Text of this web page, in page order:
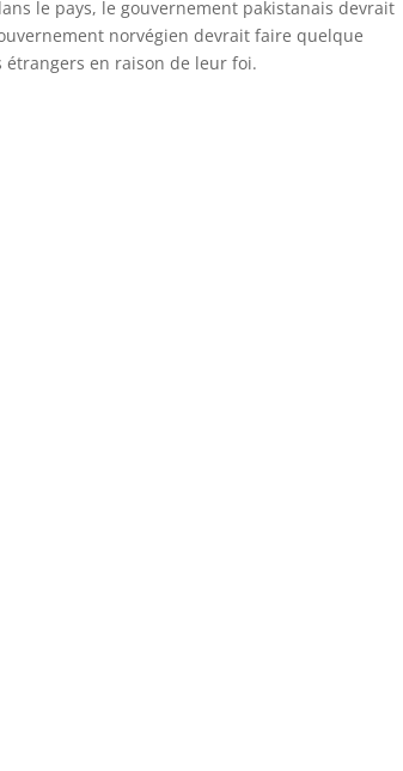
le pays, le gouvernement pakistanais devrait
norvégien devrait faire quelque
en raison de leur foi.